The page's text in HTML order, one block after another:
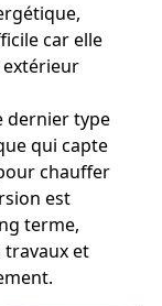
car elle
extérieur
dernier type
qui capte
chauffer
est
terme,
travaux et